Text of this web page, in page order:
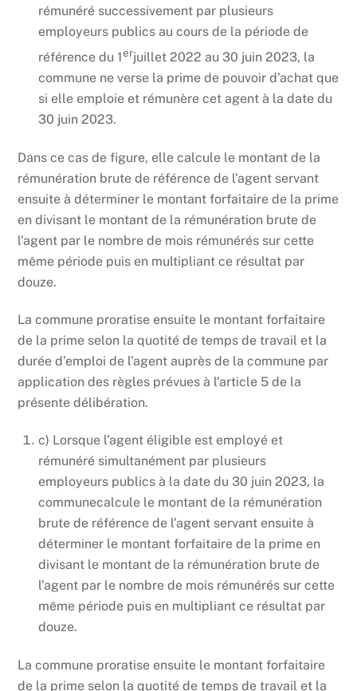
rémunéré successivement par plusieurs
employeurs publics au cours de la période de
référence du 1erjuillet 2022 au 30 juin 2023, la
commune ne verse la prime de pouvoir d’achat que
si elle emploie et rémunère cet agent à la date du
30 juin 2023.
Dans ce cas de figure, elle calcule le montant de la
rémunération brute de référence de l’agent servant
ensuite à déterminer le montant forfaitaire de la prime
en divisant le montant de la rémunération brute de
l’agent par le nombre de mois rémunérés sur cette
même période puis en multipliant ce résultat par
douze.
La commune proratise ensuite le montant forfaitaire
de la prime selon la quotité de temps de travail et la
durée d’emploi de l’agent auprès de la commune par
application des règles prévues à l’article 5 de la
présente délibération.
c) Lorsque l’agent éligible est employé et
rémunéré simultanément par plusieurs
employeurs publics à la date du 30 juin 2023, la
communecalcule le montant de la rémunération
brute de référence de l’agent servant ensuite à
déterminer le montant forfaitaire de la prime en
divisant le montant de la rémunération brute de
l’agent par le nombre de mois rémunérés sur cette
même période puis en multipliant ce résultat par
douze.
La commune proratise ensuite le montant forfaitaire
de la prime selon la quotité de temps de travail et la